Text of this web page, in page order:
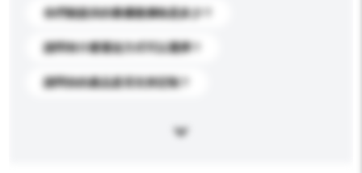
你們能提供的最優惠價格是多少？
請問有什麼運送方式可以選擇？
請問你的產品是否支持定制？